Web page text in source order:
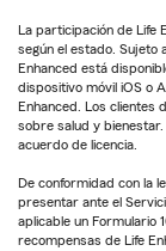
La participación de Life
según el estado. Sujeto
Enhanced está
dispositivo móvil iOS o
Enhanced. Los clientes
sobre salud y
acuerdo de licencia.
De conformidad con la
presentar ante el
aplicable un Formulario
recompensas de Life